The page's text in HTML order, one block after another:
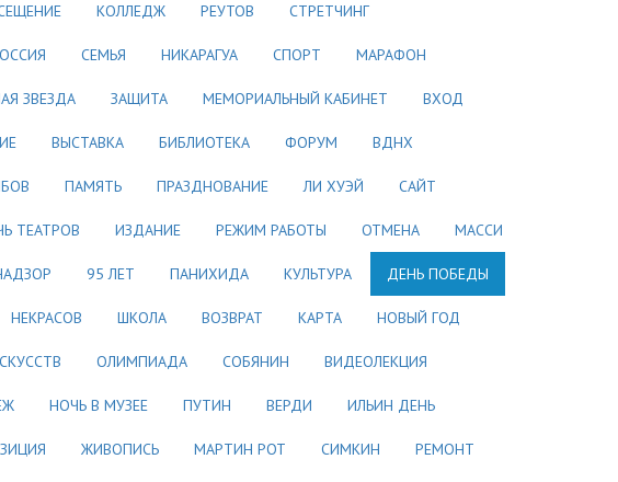
КОЛЛЕДЖ РЕУТОВ СТРЕТЧИНГ
СЕМЬЯ НИКАРАГУА СПОРТ МАРАФОН
ЗВЕЗДА ЗАЩИТА МЕМОРИАЛЬНЫЙ КАБИНЕТ ВХОД
ВЫСТАВКА БИБЛИОТЕКА ФОРУМ ВДНХ
ПАМЯТЬ ПРАЗДНОВАНИЕ ЛИ ХУЭЙ САЙТ
ТЕАТРОВ ИЗДАНИЕ РЕЖИМ РАБОТЫ ОТМЕНА МАССИ
95 ЛЕТ ПАНИХИДА КУЛЬТУРА ДЕНЬ ПОБЕДЫ
НЕКРАСОВ ШКОЛА ВОЗВРАТ КАРТА НОВЫЙ ГОД
ОЛИМПИАДА СОБЯНИН ВИДЕОЛЕКЦИЯ
НОЧЬ В МУЗЕЕ ПУТИН ВЕРДИ ИЛЬИН ДЕНЬ
ЖИВОПИСЬ МАРТИН РОТ СИМКИН РЕМОНТ